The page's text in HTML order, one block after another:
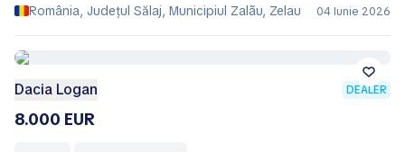
România, Județul Sălaj, Municipiul Zalãu, Zelau
04 Iunie 2026
Dacia Logan DEALER
8.000 EUR